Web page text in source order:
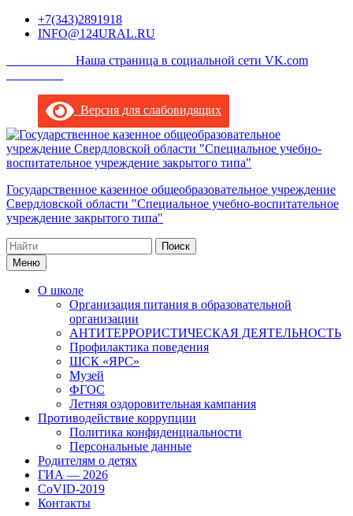
Перейти+7(343)2891918
INFO@124URAL.RU
___________Наша страница в социальной сети VK.com
Версия для слабовидящих
Государственное казенное общеобразовательное учреждение
Свердловской области "Специальное учебно-воспитательное
учреждение закрытого типа"
Поиск
по:Меню
О школе
Организация питания в образовательной
организации
АНТИТЕРРОРИСТИЧЕСКАЯ ДЕЯТЕЛЬНОСТЬ
Профилактика поведения
ШСК «ЯРС»
Музей
ФГОС
Летняя оздоровительная кампания
Противодействие коррупции
Политика конфиденциальности
Персональные данные
Родителям о детях
ГИА — 2026
CoVID-2019
Контакты